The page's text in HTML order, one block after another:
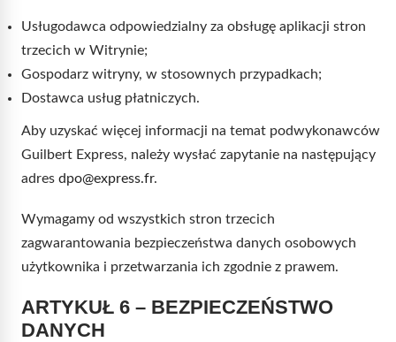
Usługodawca odpowiedzialny za obsługę aplikacji stron
trzecich w Witrynie;
Gospodarz witryny, w stosownych przypadkach;
Dostawca usług płatniczych.
Aby uzyskać więcej informacji na temat podwykonawców
Guilbert Express, należy wysłać zapytanie na następujący
adres dpo@express.fr.
Wymagamy od wszystkich stron trzecich
zagwarantowania bezpieczeństwa danych osobowych
użytkownika i przetwarzania ich zgodnie z prawem.
ARTYKUŁ 6 – BEZPIECZEŃSTWO
DANYCH